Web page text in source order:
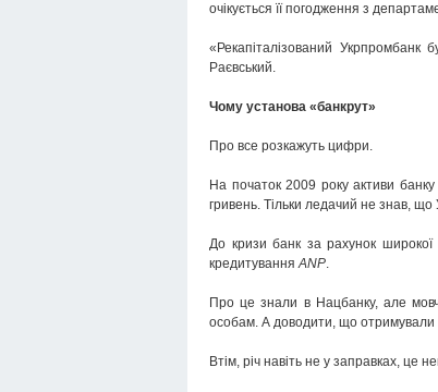
очікується її погодження з
«Рекапіталізований
Раєвський.
Чому установа «банкрут»
Про все розкажуть цифри.
На початок 2009 року активи
гривень. Тільки ледачий не знав,
До кризи банк за рахунок
кредитуванняANP.
Про це знали в Нацбанку, але
особам. А доводити, що отримували
Втім, річ навіть не у заправках, це